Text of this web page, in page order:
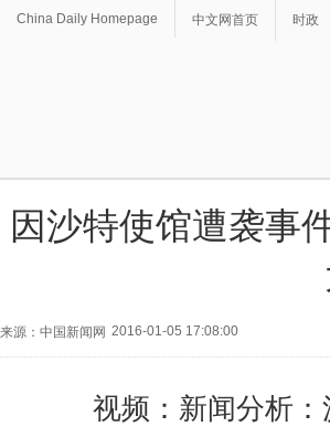
China Daily Homepage 中文网首页 时政
因沙特使馆遭袭事
来源：中国新闻网 2016-01-05 17:08:00
视频：新闻分析：